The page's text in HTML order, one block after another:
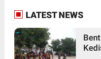
LATEST NEWS